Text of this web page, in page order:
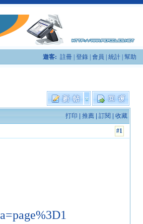
遊客: 註冊| 登錄| 會員 統計| 幫助
打印 推薦| 訂閱 收藏
#1